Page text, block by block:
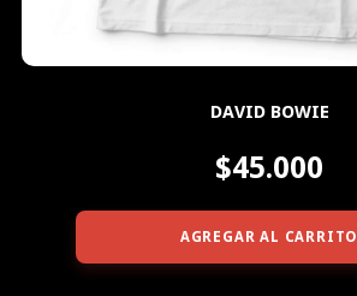
DAVID BOWIE
$45.000
AGREGAR AL CARRITO